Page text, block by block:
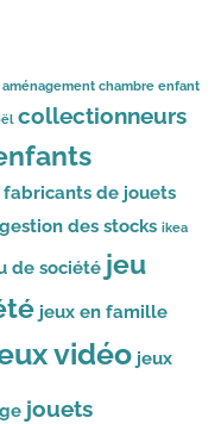
aménagement chambre enfant
collectionneurs
fabricants de jouets
gestion des stocks ikea
de société jeu
jeux en famille
vidéo jeux
jouets